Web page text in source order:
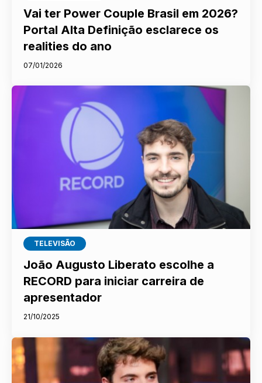
Vai ter Power Couple Brasil em 2026?
Portal Alta Definição esclarece os
realities do ano
07/01/2026
TELEVISÃO
João Augusto Liberato escolhe a
RECORD para iniciar carreira de
apresentador
21/10/2025